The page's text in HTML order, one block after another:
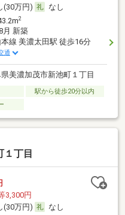
(30万円)
なし
2
月 新築
線 美濃太田駅 徒歩16分
通
美濃加茂市新池町１丁目
駅から徒歩20分以内
１丁目
3,300円
(30万円)
なし